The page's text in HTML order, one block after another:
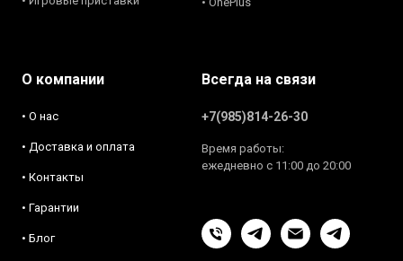
О компании
• О нас
• Доставка и оплата
• Контакты
• Гарантии
• Блог
Всегда на связи
+7(985)814-26-30
Время работы:
ежедневно с 11:00 до 20:00